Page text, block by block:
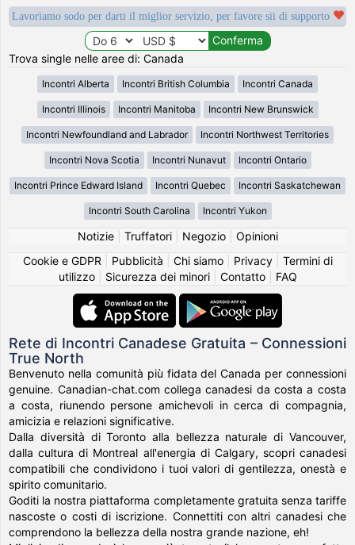
Lavoriamo sodo per darti il miglior servizio, per favore sii di supporto
Trova single nelle aree di: Canada
Incontri Alberta Incontri British Columbia Incontri Canada
Incontri Illinois Incontri Manitoba Incontri New Brunswick
Incontri Newfoundland and Labrador Incontri Northwest Territories
Incontri Nova Scotia Incontri Nunavut Incontri Ontario
Incontri Prince Edward Island Incontri Quebec Incontri Saskatchewan
Incontri South Carolina Incontri Yukon
Notizie| Truffatori| Negozio| Opinioni
Cookie e GDPR
Pubblicità Chi siamo| Privacy| Termini di
utilizzo| Sicurezza dei minori| Contatto| FAQ
Rete di Incontri Canadese Gratuita – Connessioni
True North
Benvenuto nella comunità più fidata del Canada per connessioni
genuine. Canadian-chat.com collega canadesi da costa a costa
a costa, riunendo persone amichevoli in cerca di compagnia,
amicizia e relazioni significative.
Dalla diversità di Toronto alla bellezza naturale di Vancouver,
dalla cultura di Montreal all'energia di Calgary, scopri canadesi
compatibili che condividono i tuoi valori di gentilezza, onestà e
spirito comunitario.
Goditi la nostra piattaforma completamente gratuita senza tariffe
nascoste o costi di iscrizione. Connettiti con altri canadesi che
comprendono la bellezza della nostra grande nazione, eh!